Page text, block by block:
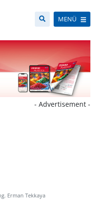
MENÜ
- Advertisement -
Erman Tekkaya